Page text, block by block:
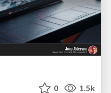
0 1.5k